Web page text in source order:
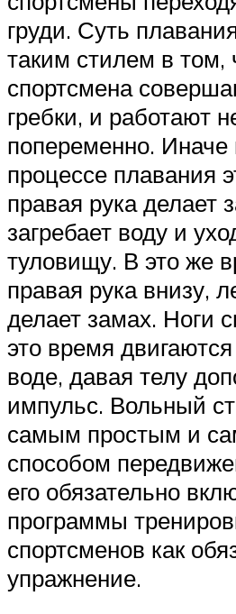
груди. Суть
таким стилем в том,
спортсмена
гребки, и работают
попеременно. Иначе
процессе плавания
правая рука делает
загребает воду и
туловищу. В это же
правая рука внизу,
делает замах. Ноги
это время
воде, давая телу
импульс. Вольный
самым простым и
способом
его обязательно
программы
спортсменов как
упражнение.